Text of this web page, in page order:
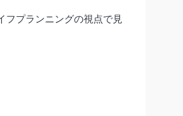
フプランニングの視点で見